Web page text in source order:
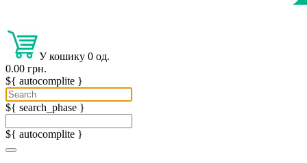
У кошику 0 од.
0.00 грн.
${ autocomplite }
${ search_phase }
${ autocomplite }